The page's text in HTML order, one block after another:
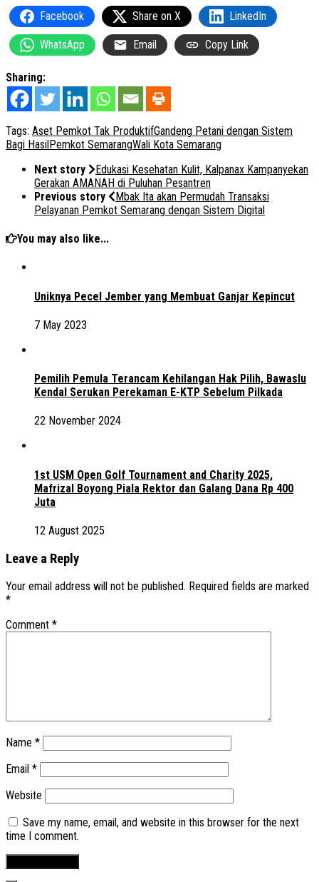
Facebook Share on X LinkedIn
WhatsApp Email Copy Link
Sharing:
Tags: Aset Pemkot Tak ProduktifGandeng Petani dengan Sistem
Bagi HasilPemkot SemarangWali Kota Semarang
Next story
Edukasi Kesehatan Kulit, Kalpanax Kampanyekan
Gerakan AMANAH di Puluhan Pesantren
Previous story
Mbak Ita akan Permudah Transaksi
Pelayanan Pemkot Semarang dengan Sistem Digital
You may also like...
Uniknya Pecel Jember yang Membuat Ganjar Kepincut
7 May 2023
Pemilih Pemula Terancam Kehilangan Hak Pilih, Bawaslu
Kendal Serukan Perekaman E-KTP Sebelum Pilkada
22 November 2024
1st USM Open Golf Tournament and Charity 2025,
Mafrizal Boyong Piala Rektor dan Galang Dana Rp 400
Juta
12 August 2025
Leave a Reply
Your email address will not be published. Required fields are marked
*
Comment *
Name *
Email *
Website
Save my name, email, and website in this browser for the next
time I comment.